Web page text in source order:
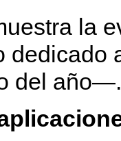
la
del año—.